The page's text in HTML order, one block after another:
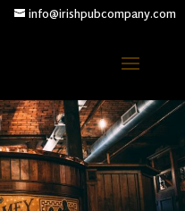
info@irishpubcompany.com